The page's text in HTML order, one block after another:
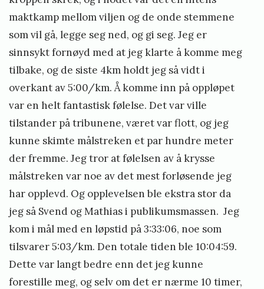
maktkamp mellom viljen og de onde stemmene
som vil gå, legge seg ned, og gi seg. Jeg er
sinnsykt fornøyd med at jeg klarte å komme meg
tilbake, og de siste 4km holdt jeg så vidt i
overkant av 5:00/km. Å komme inn på oppløpet
var en helt fantastisk følelse. Det var ville
tilstander på tribunene, været var flott, og jeg
kunne skimte målstreken et par hundre meter
der fremme. Jeg tror at følelsen av å krysse
målstreken var noe av det mest forløsende jeg
har opplevd. Og opplevelsen ble ekstra stor da
jeg så Svend og Mathias i publikumsmassen. Jeg
kom i mål med en løpstid på 3:33:06, noe som
tilsvarer 5:03/km. Den totale tiden ble 10:04:59.
Dette var langt bedre enn det jeg kunne
forestille meg, og selv om det er nærme 10 timer,